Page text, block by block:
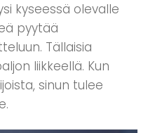
kyseessä olevalle
pyytää
Tällaisia
liikkeellä. Kun
sinun tulee